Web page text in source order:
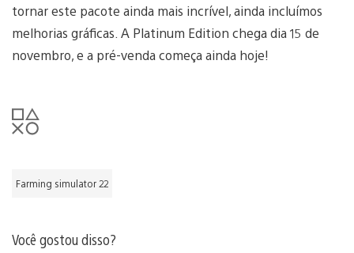
tornar este pacote ainda mais incrível, ainda incluímos
melhorias gráficas. A Platinum Edition chega dia 15 de
novembro, e a pré-venda começa ainda hoje!
Farming simulator 22
Você gostou disso?